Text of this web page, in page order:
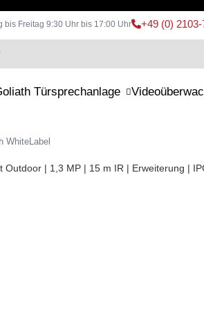
bis Freitag 9:30 Uhr bis 17:00 Uhr +49 (0) 2103-
Türsprechanlage
WhiteLabel